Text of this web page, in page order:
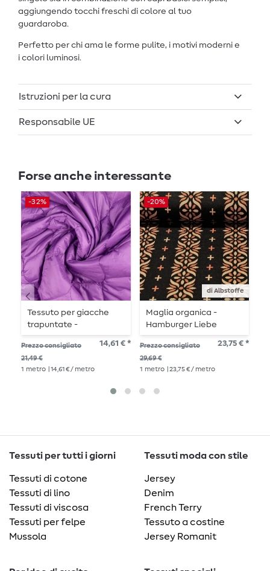
aggiungendo tocchi freschi di colore al tuo
guardaroba.
Perfetto per chi ama le forme pulite, i motivi moderni e
i colori luminosi.
Istruzioni per la cura
Responsabile UE
Forse anche interessante
-32%
Tessuto per giacche
trapuntate -
trapuntato doubleface
viola gocciolina
Prezzo consigliato
21,49 €
14,61 € *
1 metro | 14,61 € / metro
di Albstoffe
-20%
Maglia organica -
Hamburger Liebe
Evermore Flourish
Jacquard Nero
Prezzo consigliato
29,69 €
23,75 € *
1 metro | 23,75 € / metro
Tessuti per tutti i giorni
Tessuti di cotone
Tessuti di lino
Tessuti di viscosa
Tessuti per felpe
Mussola
Tessuti moda con stile
Jersey
Denim
French Terry
Tessuto a costine
Jersey Romanit